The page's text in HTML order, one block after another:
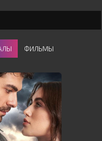
ФИЛЬМЫ